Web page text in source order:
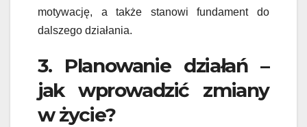
motywację, a także stanowi fundament do
dalszego działania.
3. Planowanie działań –
jak wprowadzić zmiany
w życie?